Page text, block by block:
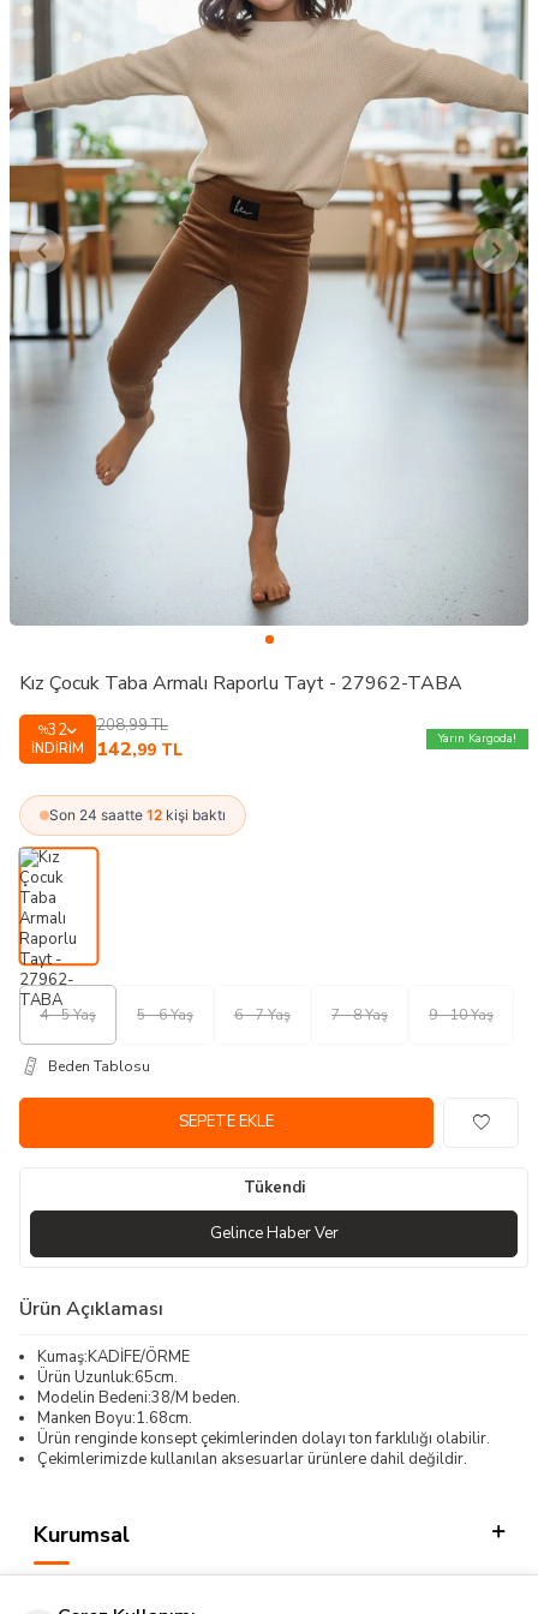
Kız Çocuk Taba Armalı Raporlu Tayt - 27962-TABA
%32
İNDIRIM
208,99TL
142,99 TL
Yarın Kargoda!
Son 24 saatte 12 kişi baktı
4 - 5 Yaş 5 - 6 Yaş 6 - 7 Yaş 7 - 8 Yaş 9 - 10 Yaş
Beden Tablosu
SEPETE EKLE
Tükendi
Gelince Haber Ver
Ürün Açıklaması
Kumaş:KADİFE/ÖRME
Ürün Uzunluk:65cm.
Modelin Bedeni:38/M beden.
Manken Boyu:1.68cm.
Ürün renginde konsept çekimlerinden dolayı ton farklılığı olabilir.
Çekimlerimizde kullanılan aksesuarlar ürünlere dahil değildir.
Kurumsal